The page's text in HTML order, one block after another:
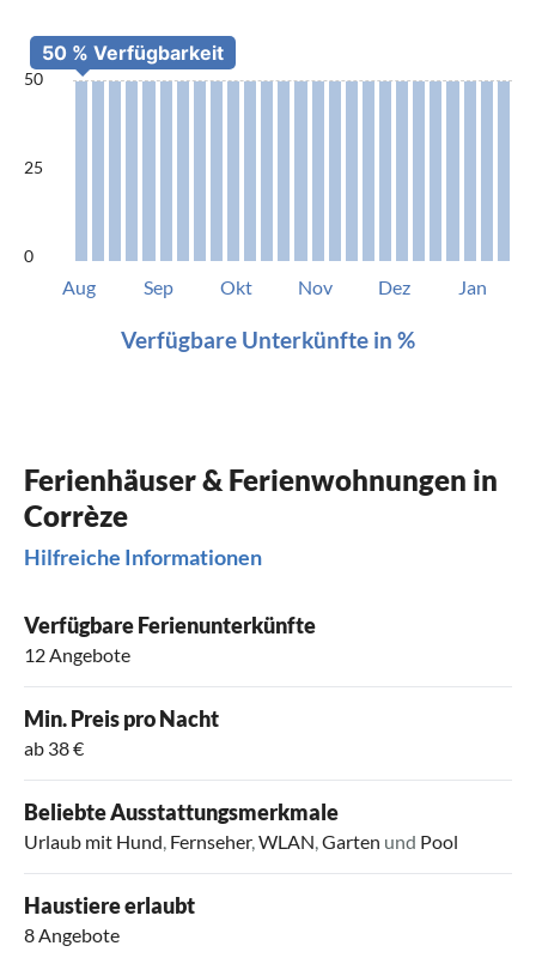
50
25
0
Aug Sep Okt Nov Dez Jan
Verfügbare Unterkünfte in %
Ferienhäuser & Ferienwohnungen in
Corrèze
Hilfreiche Informationen
Verfügbare Ferienunterkünfte
12 Angebote
Min. Preis pro Nacht
ab 38 €
Beliebte Ausstattungsmerkmale
Urlaub mit Hund, Fernseher,WLAN,Garten und Pool
Haustiere erlaubt
8 Angebote